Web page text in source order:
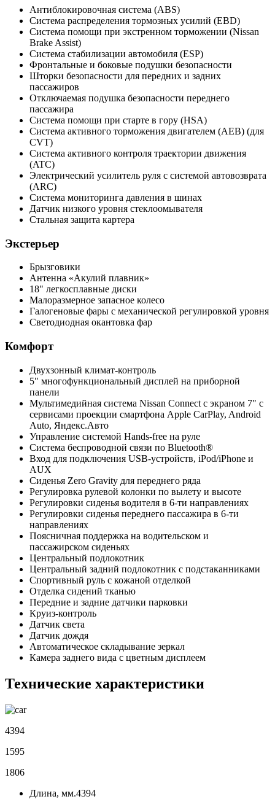
Антиблокировочная система (ABS)
Система распределения тормозных усилий (EBD)
Система помощи при экстренном торможении (Nissan
Brake Assist)
Система стабилизации автомобиля (ESP)
Фронтальные и боковые подушки безопасности
Шторки безопасности для передних и задних
пассажиров
Отключаемая подушка безопасности переднего
пассажира
Система помощи при старте в гору (HSA)
Система активного торможения двигателем (AEB) (для
CVT)
Система активного контроля траектории движения
(ATC)
Электрический усилитель руля с системой автовозврата
(ARC)
Система мониторинга давления в шинах
Датчик низкого уровня стеклоомывателя
Стальная защита картера
Экстерьер
Брызговики
Антенна «Акулий плавник»
18" легкосплавные диски
Малоразмерное запасное колесо
Галогеновые фары с механической регулировкой уровня
Светодиодная окантовка фар
Комфорт
Двухзонный климат-контроль
5" многофункциональный дисплей на приборной
панели
Мультимедийная система Nissan Connect с экраном 7" с
сервисами проекции смартфона Apple CarPlay, Android
Auto, Яндекс.Авто
Управление системой Hands-free на руле
Система беспроводной связи по Bluetooth®
Вход для подключения USB-устройств, iPod/iPhone и
AUX
Сиденья Zero Gravity для переднего ряда
Регулировка рулевой колонки по вылету и высоте
Регулировки сиденья водителя в 6-ти направлениях
Регулировки сиденья переднего пассажира в 6-ти
направлениях
Поясничная поддержка на водительском и
пассажирском сиденьях
Центральный подлокотник
Центральный задний подлокотник с подстаканниками
Спортивный руль с кожаной отделкой
Отделка сидений тканью
Передние и задние датчики парковки
Круиз-контроль
Датчик света
Датчик дождя
Автоматическое складывание зеркал
Камера заднего вида с цветным дисплеем
Технические характеристики
4394
1595
1806
Длина, мм.4394